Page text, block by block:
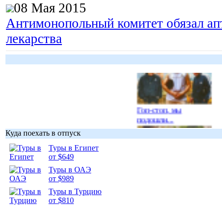
08 Мая 2015
Антимонопольный комитет обязал
лекарства
Гоп-стоп, мы
подошли...
Куда поехать в отпуск
Туры в Египет
от $649
Туры в ОАЭ
от $989
Туры в Турцию
от $810